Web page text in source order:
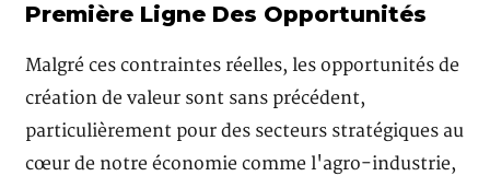
Première Ligne Des Opportunités
Malgré ces contraintes réelles, les opportunités de
création de valeur sont sans précédent,
particulièrement pour des secteurs stratégiques au
cœur de notre économie comme l'agro-industrie,